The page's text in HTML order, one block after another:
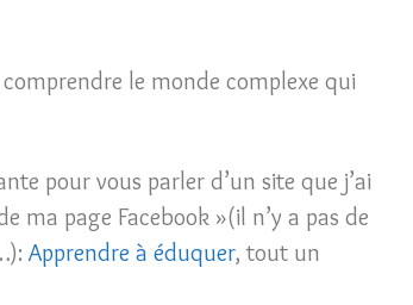
le monde complexe qui
pour vous parler d’un site que j’ai
ma page Facebook »(il n’y a pas de
Apprendre à éduquer, tout un